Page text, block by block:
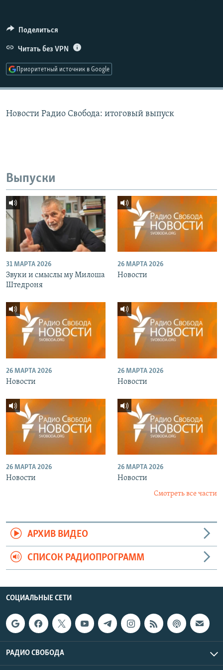
ПОДПИШИТЕСЬ НА РАССЫЛКУ
СОЦИАЛЬНЫЕ СЕТИ
Поделиться
Читать без VPN
Приоритетный источник в Google
Новости Радио Свобода: итоговый выпуск
Выпуски
31 МАРТА 2026
Звуки и смыслы му Милоша
Штедроня
26 МАРТА 2026
Новости
26 МАРТА 2026
Новости
26 МАРТА 2026
Новости
26 МАРТА 2026
Новости
26 МАРТА 2026
Новости
Смотреть все части
АРХИВ ВИДЕО
СПИСОК РАДИОПРОГРАММ
СОЦИАЛЬНЫЕ СЕТИ
РАДИО СВОБОДА